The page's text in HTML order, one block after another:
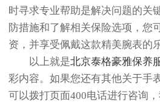
时寻求专业帮助是解决问题的关
防措施和了解相关保险选项，您
资，并享受佩戴这款精美腕表的
以上就是北京泰格豪雅保养
彩内容。如果您还有其他关于手
可以拨打页面400电话进行咨询